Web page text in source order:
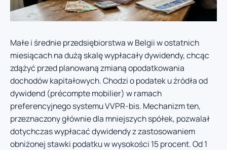
Małe i średnie przedsiębiorstwa w Belgii w ostatnich
miesiącach na dużą skalę wypłacały dywidendy, chcąc
zdążyć przed planowaną zmianą opodatkowania
dochodów kapitałowych. Chodzi o podatek u źródła od
dywidend (précompte mobilier) w ramach
preferencyjnego systemu VVPR-bis. Mechanizm ten,
przeznaczony głównie dla mniejszych spółek, pozwalał
dotychczas wypłacać dywidendy z zastosowaniem
obniżonej stawki podatku w wysokości 15 procent. Od 1